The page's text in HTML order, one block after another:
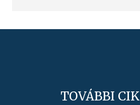
TOVÁBBI